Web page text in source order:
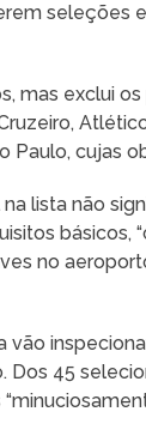
seleções
mas exclui
Paulo, cujas
lista não
básicos,
no
Dos 45